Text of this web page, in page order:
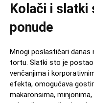
Kolači i slatki
ponude
Mnogi poslastičari danas
tortu. Slatki sto je
venčanjima i
efekta, omogućava
makaronsima,